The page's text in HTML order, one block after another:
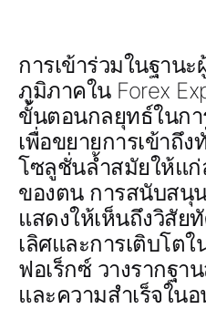
การเข้าร่วมในฐาน
ภูมิภาคใน Forex
ขั้นตอนกลยุทธ์ในกา
เพื่อขยายการเข้าถึ
โซลูชั่นล้ำสมัยให้แ
ของตน การสนับสนุ
แสดงให้เห็นถึงวิสัย
เลิศและการเติบโต
ฟอเร็กซ์ วางรากฐา
และความสำเร็จใน